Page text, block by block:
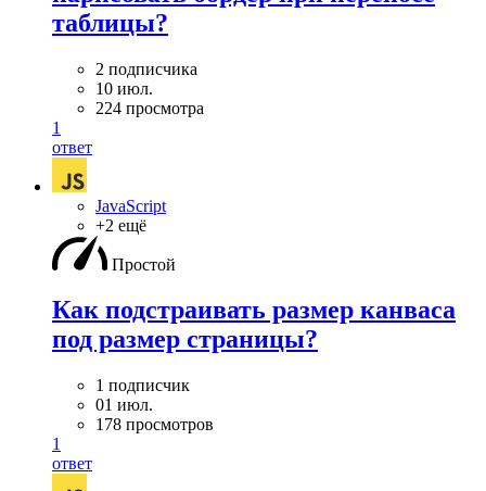
таблицы?
2 подписчика
10 июл.
224 просмотра
1
ответ
JavaScript
+2 ещё
Простой
Как подстраивать размер канваса
под размер страницы?
1 подписчик
01 июл.
178 просмотров
1
ответ